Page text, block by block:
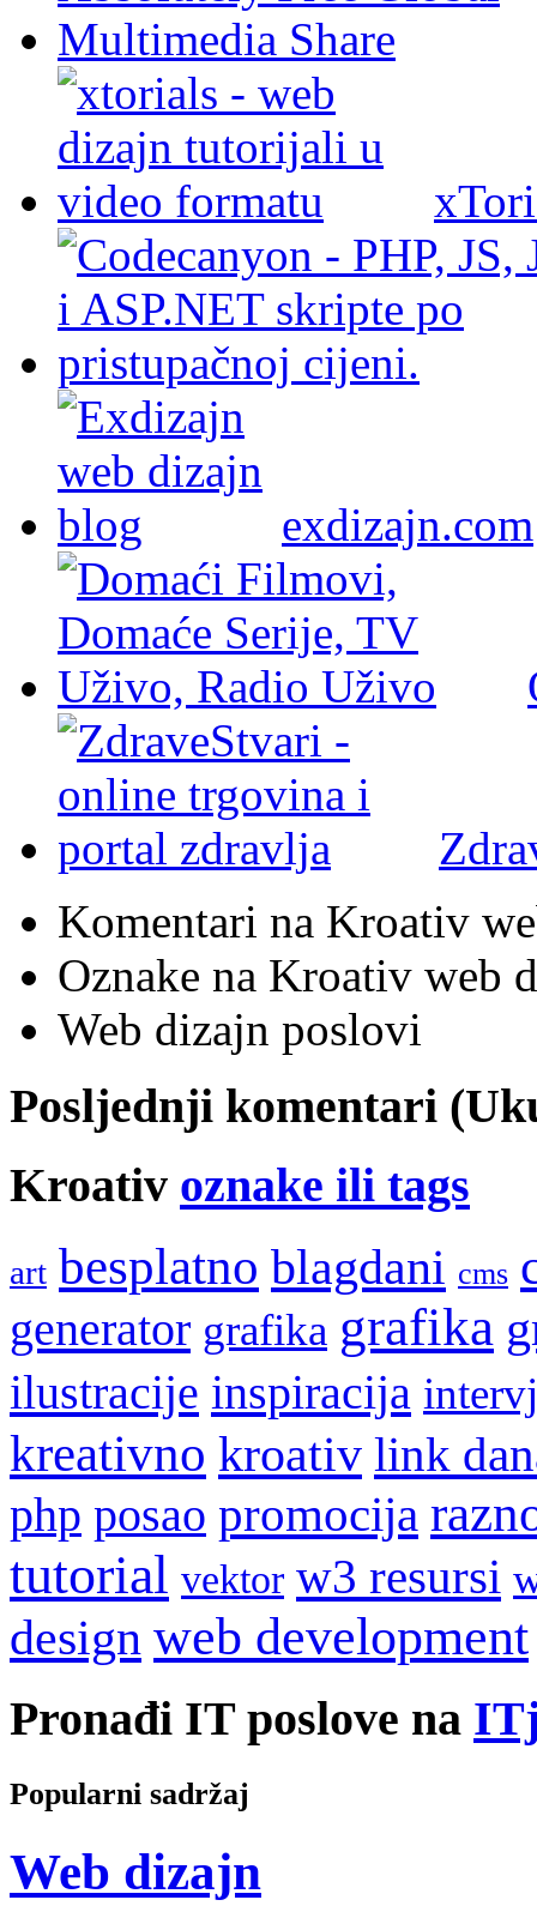
exdizajn.com
Komentari na Kroativ
Oznake na Kroativ web
Web dizajn poslovi
Posljednji komentari
Kroativ oznake ili tags
art besplatno blagdani cms
generator grafika grafika
ilustracije inspiracija
kreativno kroativ link
php posao promocija
tutorial vektor w3 resursi
design web development
Pronađi IT poslove na
Popularni sadržaj
Web dizajn